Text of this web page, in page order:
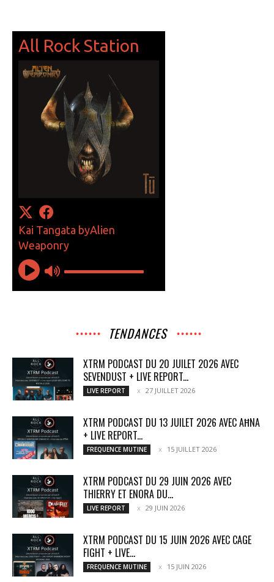
TENDANCES
XTRM PODCAST DU 20 JUILET 2026 AVEC
SEVENDUST + LIVE REPORT...
LIVE REPORT 27 JUILLET 2026
XTRM PODCAST DU 13 JUILET 2026 AVEC AĦNA
+ LIVE REPORT...
FREQUENCE MUTINE 15 JUILLET 2026
XTRM PODCAST DU 29 JUIN 2026 AVEC
THIERRY ET ENORA DU...
LIVE REPORT 29 JUIN 2026
XTRM PODCAST DU 15 JUIN 2026 AVEC CAGE
FIGHT + LIVE...
FREQUENCE MUTINE 15 JUIN 2026